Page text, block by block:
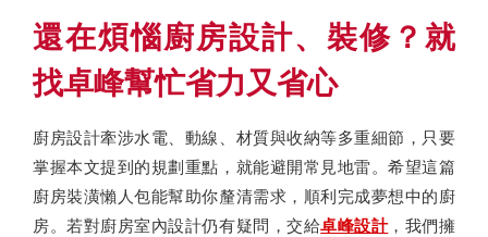
還在煩惱廚房設計、裝修？就
找卓峰幫忙省力又省心
廚房設計牽涉水電、動線、材質與收納等多重細節，只要
掌握本文提到的規劃重點，就能避開常見地雷。希望這篇
廚房裝潢懶人包能幫助你釐清需求，順利完成夢想中的廚
房。若對廚房室內設計仍有疑問，交給卓峰設計，我們擁